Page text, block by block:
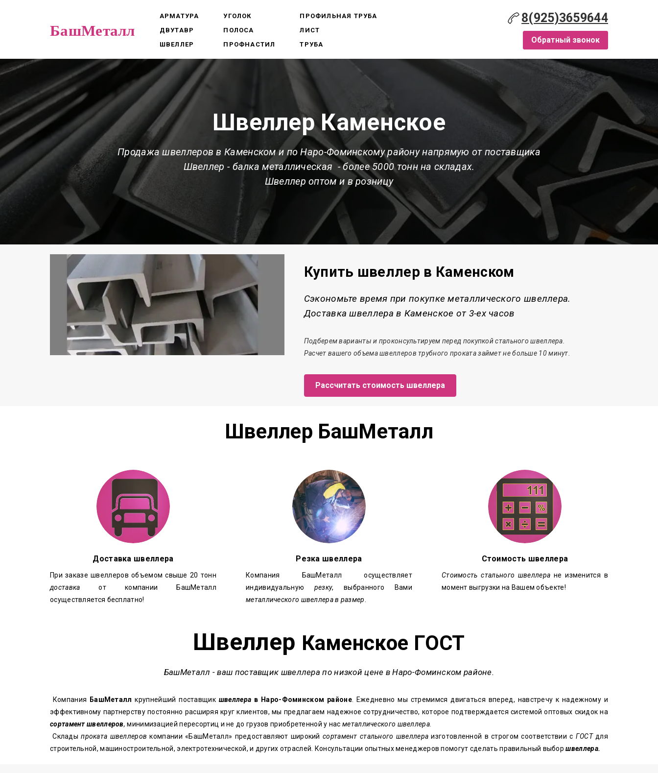
БашМеталл
АРМАТУРА
ДВУТАВР
ШВЕЛЛЕР
УГОЛОК
ПОЛОСА
ПРОФНАСТИЛ
ПРОФИЛЬНАЯ ТРУБА
ЛИСТ
ТРУБА
8(925)3659644
Обратный звонок
Швеллер Каменское
Продажа швеллеров в Каменском и по Наро-Фоминскому району напрямую от поставщика
Швеллер - балка металлическая - более 5000 тонн на складах.
Швеллер оптом и в розницу
Купить швеллер в Каменском
Сэкономьте время при покупке металлического швеллера.
Доставка швеллера в Каменское от 3-ех часов
Подберем варианты и проконсультируем перед покупкой стального швеллера.
Расчет вашего объема швеллеров трубного проката займетне больше 10 минут.
Рассчитать стоимость швеллера
Швеллер БашМеталл
Доставка швеллера
При заказе швеллеров объемом свыше 20 тонн
доставка от компании БашМеталл
осуществляется бесплатно!
Резка швеллера
Компания БашМеталл осуществляет
индивидуальную резку, выбранного Вами
металлического швеллера в размер
Стоимость швеллера
Стоимость стального швеллера не изменится в
момент выгрузки на Вашем объекте!
Швеллер Каменское ГОСТ
БашМеталл - ваш поставщик швеллера по низкой цене в Наро-Фоминском районе.
Компания БашМеталл крупнейший поставщик швеллера в Наро-Фоминском районе. Ежедневно мы стремимся двигаться вперед, навстречу к надежному и
эффективному партнерству постоянно расширяя круг клиентов, мы предлагаем надежное сотрудничество, которое подтверждается системой оптовых скидок на
сортамент швеллеров, минимизацией пересортиц и не до грузов приобретенной у насметаллического швеллера.
Складыпроката швеллеров компании «БашМеталл» предоставляют широкий сортамент стального швеллера изготовленной в строгом соответствии с ГОСТдля
строительной, машиностроительной, электротехнической, и других отраслей. Консультации опытных менеджеров помогут сделать правильный выборшвеллера.